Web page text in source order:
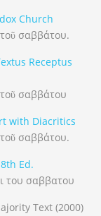
Church
σαββάτου.
Receptus
σαββάτου
with Diacritics
σαββάτου.
Ed.
του σαββατου
Text (2000)